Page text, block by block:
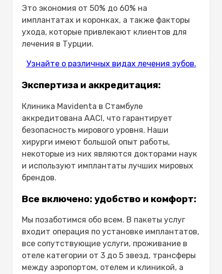
зубных протезов?
Сколько времени служат зубные
имплантаты для всего рта?
Мне нужно будет посетить
Турцию более одного раза для
полной имплантации зубов?
Являются ли языковые барьеры
Стамбуле?
Безопасно ли ехать в Турцию для
лечения зубов с помощью
имплантатов?
Это экономия от 50% до 60% на
имплантатах и коронках, а также факторы
ухода, которые привлекают клиентов для
лечения в Турции.
Узнайте о различных видах лечения зубов.
Экспертиза и аккредитация:
Клиника Mavidenta в Стамбуле
аккредитована AACI, что гарантирует
безопасность мирового уровня. Наши
хирурги имеют большой опыт работы,
некоторые из них являются докторами наук
и используют имплантаты лучших мировых
брендов.
Все включено: удобство и комфорт:
Мы позаботимся обо всем. В пакеты услуг
входит операция по установке имплантатов,
все сопутствующие услуги, проживание в
отеле категории от 3 до 5 звезд, трансферы
между аэропортом, отелем и клиникой, а